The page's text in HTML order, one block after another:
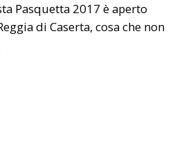
Pasquetta 2017 è aperto
di Caserta, cosa che non